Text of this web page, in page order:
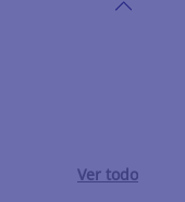
Ver todo